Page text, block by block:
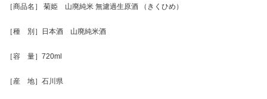
［商品名］ 菊姫 山廃純米 無濾過生原酒 （きくひめ）
［種 別］日本酒 山廃純米酒
［容 量］720ml
［産 地］石川県